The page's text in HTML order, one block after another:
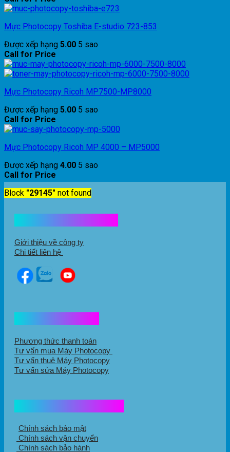
Mực Photocopy Toshiba E-studio 723-853
Được xếp hạng 5.00 5 sao
Call for Price
Mực Photocopy Ricoh MP7500-MP8000
Được xếp hạng 5.00 5 sao
Call for Price
Mực Photocopy Ricoh MP 4000 – MP5000
Được xếp hạng 4.00 5 sao
Call for Price
Block "29145" not found
Giới thiệu về công ty
Chi tiết liên hệ
Phương thức thanh toán
Tư vấn mua Máy Photocopy
Tư vấn thuê Máy Photocopy
Tư vấn sửa Máy Photocopy
Chính sách bảo mật
Chính sách vận chuyển
Chính sách bảo hành